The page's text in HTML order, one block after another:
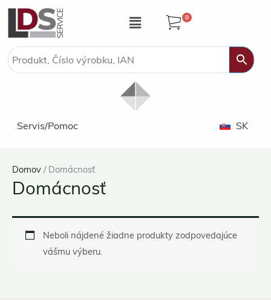
Preskočiť
obsah
Ponuka 0
Servis/Pomoc SK
Domov / Domácnosť
Domácnosť
Neboli nájdené žiadne produkty zodpovedajúce
vášmu výberu.